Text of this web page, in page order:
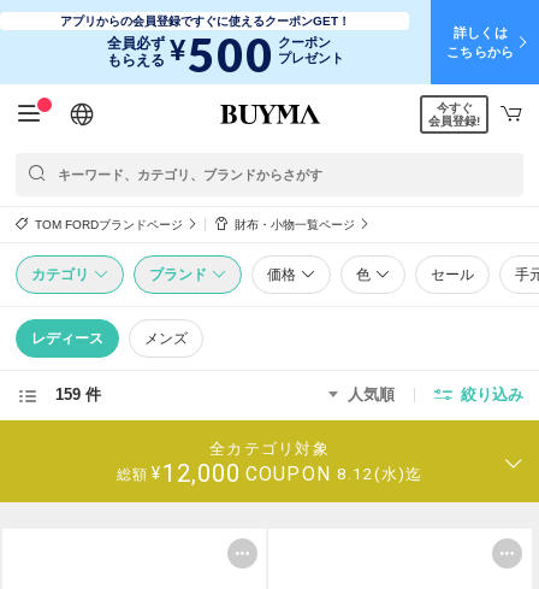
アプリからの会員登録ですぐに使えるクーポンGET！
全員必ず
もらえる ¥500 クーポン
プレゼント
詳しくは
こちらから
日本語
English
简体中文
繁體中文
今すぐ
会員登録!
TOM FORDブランドページ 財布・小物一覧ページ
カテゴリ ブランド 価格 色 セール 手
レディース メンズ
159 件 人気順 絞り込み
全カテゴリ対象
総額 ¥12,000 COUPON 8.12(水)迄